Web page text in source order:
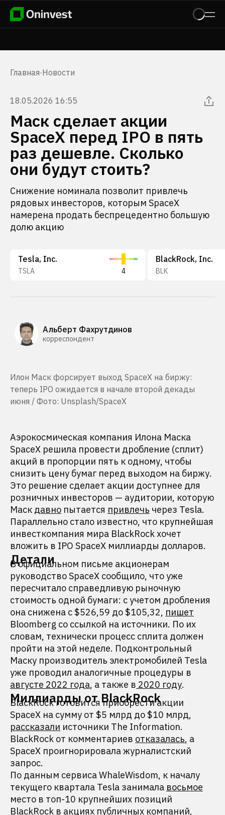
Главная·Новости
18.05.2026 16:55
Маск сделает акции
SpaceX перед IPO в пять
раз дешевле. Сколько
они будут стоить?
Снижение номинала позволит привлечь
рядовых инвесторов, которым SpaceX
намерена продать беспрецедентно большую
долю акцию
Tesla, Inc.
TSLA 4
BlackRock, Inc.
BLK
Альберт Фахрутдинов
корреспондент
Илон Маск форсирует выход SpaceX на биржу:
теперь IPO ожидается в начале второй декады
июня / Фото: Unsplash/SpaceX
Аэрокосмическая компания Илона Маска
SpaceX решила провести дробление (сплит)
акций в пропорции пять к одному, чтобы
снизить цену бумаг перед выходом на биржу.
Это решение сделает акции доступнее для
розничных инвесторов — аудитории, которую
Маск давно пытается привлечь через Tesla.
Параллельно стало известно, что крупнейшая
инвесткомпания мира BlackRock хочет
вложить в IPO SpaceX миллиарды долларов.
Детали
В официальном письме акционерам
руководство SpaceX сообщило, что уже
пересчитало справедливую рыночную
стоимость одной бумаги: с учетом дробления
она снижена с $526,59 до $105,32, пишет
Bloomberg со ссылкой на источники. По их
словам, технически процесс сплита должен
пройти на этой неделе. Подконтрольный
Маску производитель электромобилей Tesla
уже проводил аналогичные процедуры в
августе 2022 года, а также в 2020 году.
Миллиарды от BlackRock
BlackRock готовится приобрести акции
SpaceX на сумму от $5 млрд до $10 млрд,
рассказали источники The Information.
BlackRock от комментариев отказалась, а
SpaceX проигнорировала журналистский
запрос.
По данным сервиса WhaleWisdom, к началу
текущего квартала Tesla занимала восьмое
место в топ-10 крупнейших позиций
BlackRock в акциях публичных компаний,